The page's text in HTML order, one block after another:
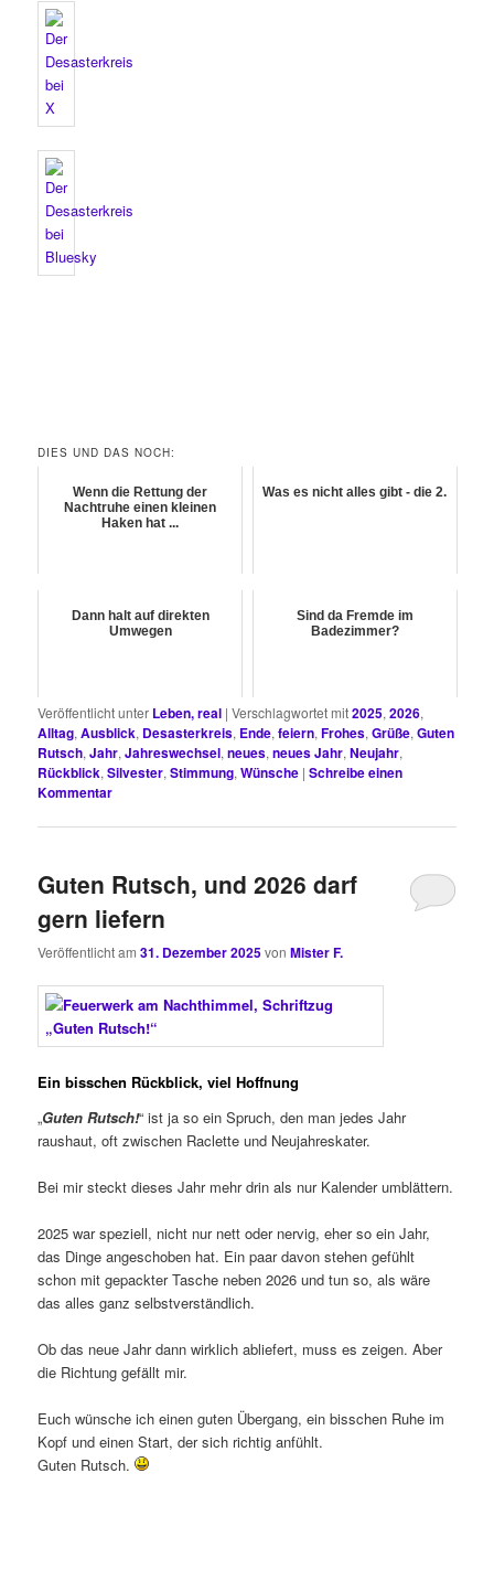
DIES UND DAS NOCH:
Wenn die Rettung der
Nachtruhe einen kleinen
Haken hat ...
Was es nicht alles gibt - die 2.
Dann halt auf direkten
Umwegen
Sind da Fremde im
Badezimmer?
Veröffentlicht unter Leben, real |Verschlagwortet mit2025,2026,
Alltag,Ausblick, Desasterkreis, Ende,feiern,Frohes,Grüße,Guten
Rutsch,Jahr,Jahreswechsel,neues,neues Jahr,Neujahr,
Rückblick,Silvester,Stimmung,Wünsche |Schreibe einen
Kommentar
Guten Rutsch, und 2026 darf
gern liefern
Veröffentlicht am31. Dezember 2025vonMister F.
Ein bisschen Rückblick, viel Hoffnung
„Guten Rutsch!“ ist ja so ein Spruch, den man jedes Jahr
raushaut, oft zwischen Raclette und Neujahreskater.
Bei mir steckt dieses Jahr mehr drin als nur Kalender umblättern.
2025 war speziell, nicht nur nett oder nervig, eher so ein Jahr,
das Dinge angeschoben hat. Ein paar davon stehen gefühlt
schon mit gepackter Tasche neben 2026 und tun so, als wäre
das alles ganz selbstverständlich.
Ob das neue Jahr dann wirklich abliefert, muss es zeigen. Aber
die Richtung gefällt mir.
Euch wünsche ich einen guten Übergang, ein bisschen Ruhe im
Kopf und einen Start, der sich richtig anfühlt.
Guten Rutsch.